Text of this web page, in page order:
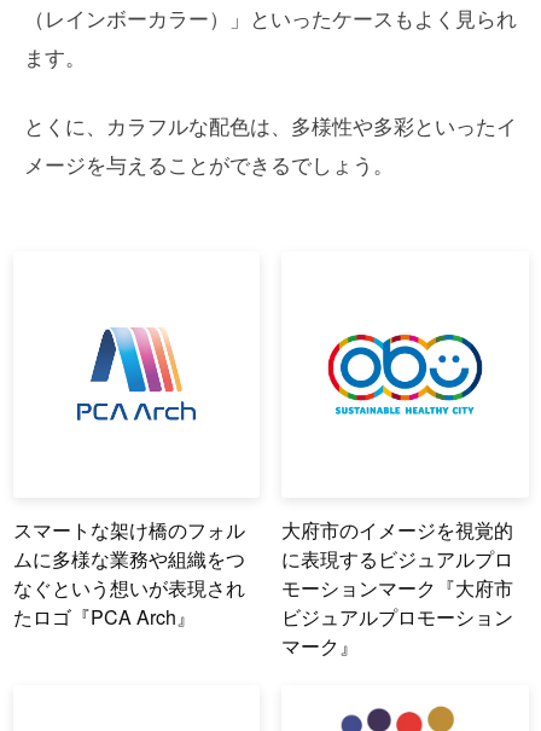
（レインボーカラー）」といったケースもよく見られ
ます。
とくに、カラフルな配色は、多様性や多彩といったイ
メージを与えることができるでしょう。
スマートな架け橋のフォル
ムに多様な業務や組織をつ
なぐという想いが表現され
たロゴ『PCA Arch』
大府市のイメージを視覚的
に表現するビジュアルプロ
モーションマーク『大府市
ビジュアルプロモーション
マーク』